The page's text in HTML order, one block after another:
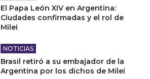
El Papa León XIV en Argentina:
Ciudades confirmadas y el rol de
Milei
NOTICIAS
Brasil retiró a su embajador de la
Argentina por los dichos de Milei